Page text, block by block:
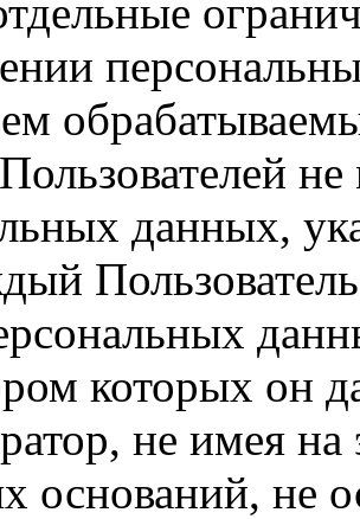
данных,
которых он
не имея
оснований, не